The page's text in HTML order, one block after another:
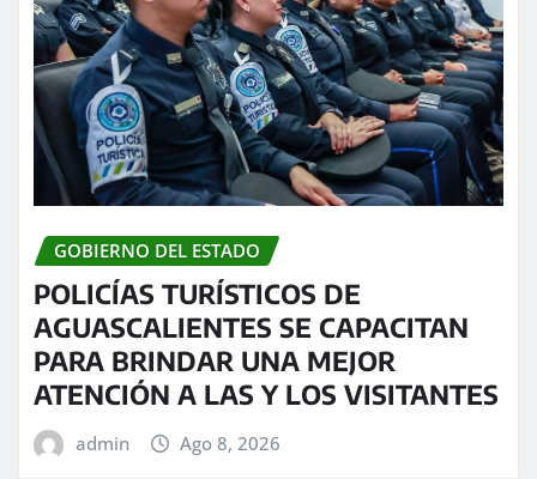
GOBIERNO DEL ESTADO
POLICÍAS TURÍSTICOS DE
AGUASCALIENTES SE CAPACITAN
PARA BRINDAR UNA MEJOR
ATENCIÓN A LAS Y LOS VISITANTES
admin Ago 8, 2026